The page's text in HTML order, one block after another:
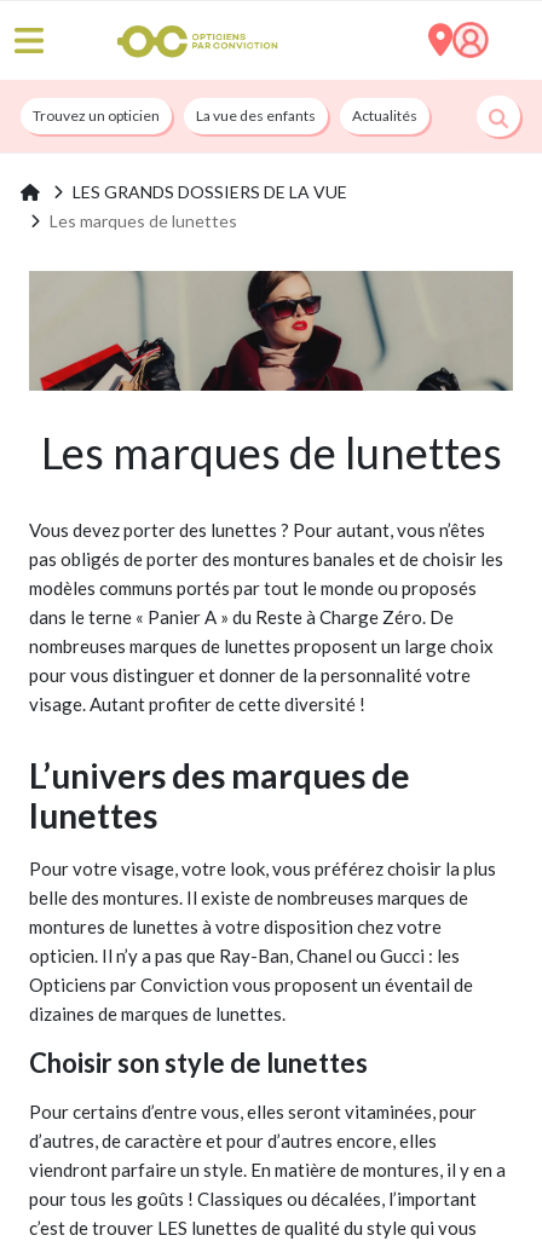
Trouvez un opticien La vue des enfants Actualités Nos services
LES GRANDS DOSSIERS DE LA VUE
Les marques de lunettes
Les marques de lunettes
Vous devez porter des lunettes ? Pour autant, vous n’êtes
pas obligés de porter des montures banales et de choisir les
modèles communs portés par tout le monde ou proposés
dans le terne « Panier A » du Reste à Charge Zéro. De
nombreuses marques de lunettes proposent un large choix
pour vous distinguer et donner de la personnalité votre
visage. Autant profiter de cette diversité !
L’univers des marques de
lunettes
Pour votre visage, votre look, vous préférez choisir la plus
belle des montures. Il existe de nombreuses marques de
montures de lunettes à votre disposition chez votre
opticien. Il n’y a pas que Ray-Ban, Chanel ou Gucci : les
Opticiens par Conviction vous proposent un éventail de
dizaines de marques de lunettes.
Choisir son style de lunettes
Pour certains d’entre vous, elles seront vitaminées, pour
d’autres, de caractère et pour d’autres encore, elles
viendront parfaire un style. En matière de montures, il y en a
pour tous les goûts ! Classiques ou décalées, l’important
c’est de trouver LES lunettes de qualité du style qui vous